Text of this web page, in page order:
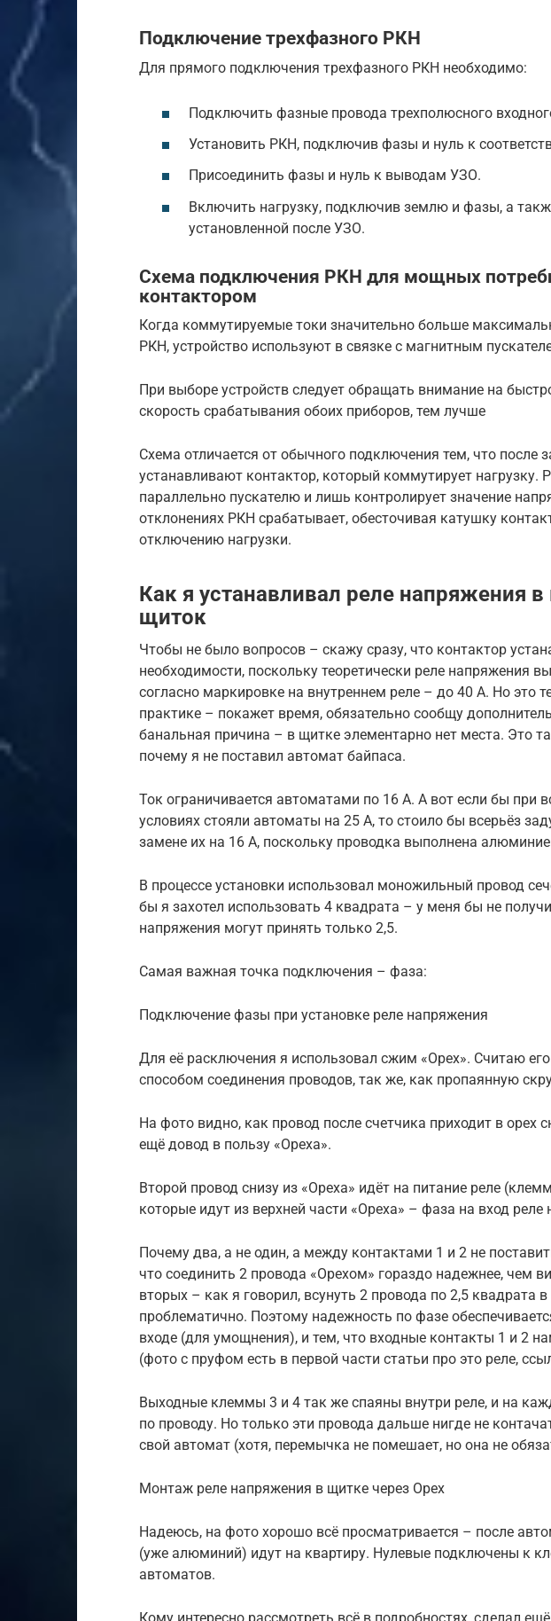
Подключение трехфазного РКН
Для прямого подключения трехфазного РКН необходимо:
Подключить фазные провода трехполюсного
Установить РКН, подключив фазы и нуль к
Присоединить фазы и нуль к выводам УЗО.
Включить нагрузку, подключив землю и фазы, а
установленной после УЗО.
Схема подключения РКН для мощных
контактором
Когда коммутируемые токи значительно больше
РКН, устройство используют в связке с магнитным
При выборе устройств следует обращать внимание на
скорость срабатывания обоих приборов, тем лучше
Схема отличается от обычного подключения тем, что после
устанавливают контактор, который коммутирует нагрузку.
параллельно пускателю и лишь контролирует значение
отклонениях РКН срабатывает, обесточивая катушку
отключению нагрузки.
Как я устанавливал реле напряжения
щиток
Чтобы не было вопросов – скажу сразу, что контактор
необходимости, поскольку теоретически реле напряжения
согласно маркировке на внутреннем реле – до 40 А. Но это
практике – покажет время, обязательно сообщу
банальная причина – в щитке элементарно нет места. Это
почему я не поставил автомат байпаса.
Ток ограничивается автоматами по 16 А. А вот если бы при
условиях стояли автоматы на 25 А, то стоило бы всерьёз
замене их на 16 А, поскольку проводка выполнена
В процессе установки использовал моножильный провод
бы я захотел использовать 4 квадрата – у меня бы не
напряжения могут принять только 2,5.
Самая важная точка подключения – фаза:
Подключение фазы при установке реле напряжения
Для её расключения я использовал сжим «Орех». Считаю
способом соединения проводов, так же, как пропаянную
На фото видно, как провод после счетчика приходит в орех
ещё довод в пользу «Ореха».
Второй провод снизу из «Ореха» идёт на питание реле
которые идут из верхней части «Ореха» – фаза на вход реле
Почему два, а не один, а между контактами 1 и 2 не
что соединить 2 провода «Орехом» гораздо надежнее, чем
вторых – как я говорил, всунуть 2 провода по 2,5 квадрата
проблематично. Поэтому надежность по фазе
входе (для умощнения), и тем, что входные контакты 1 и 2
(фото с пруфом есть в первой части статьи про это реле,
Выходные клеммы 3 и 4 так же спаяны внутри реле, и на
по проводу. Но только эти провода дальше нигде не
свой автомат (хотя, перемычка не помешает, но она не
Монтаж реле напряжения в щитке через Орех
Надеюсь, на фото хорошо всё просматривается – после
(уже алюминий) идут на квартиру. Нулевые подключены к
автоматов.